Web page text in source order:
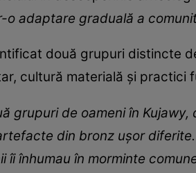
adaptare graduală a
două grupuri distincte
cultură materială și practici
grupuri de oameni în
din bronz ușor
îi înhumau în morminte